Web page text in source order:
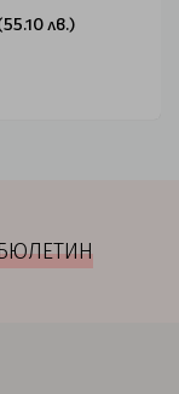
лв.)